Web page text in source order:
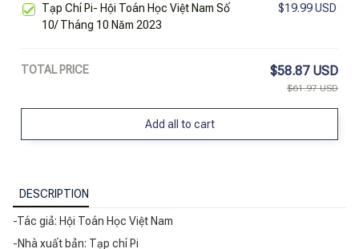
Tạp Chí Pi- Hội Toán Học Việt Nam Số
10/ Tháng 10 Năm 2023
$19.99 USD
TOTAL PRICE $58.87 USD
$61.97 USD
Add all to cart
DESCRIPTION
-Tác giả: Hội Toán Học Việt Nam
-Nhà xuất bản: Tạp chí Pi